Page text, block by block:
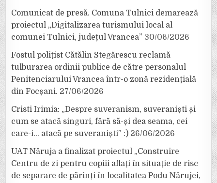
Comunicat de presă. Comuna Tulnici demarează
proiectul „Digitalizarea turismului local al
comunei Tulnici, județul Vrancea” 30/06/2026
Fostul polițist Cătălin Stegărescu reclamă
tulburarea ordinii publice de către personalul
Penitenciarului Vrancea într-o zonă rezidențială
din Focșani. 27/06/2026
Cristi Irimia: „Despre suveranism, suveraniști și
cum se atacă singuri, fără să-și dea seama, cei
care-i… atacă pe suveraniști” :) 26/06/2026
UAT Năruja a finalizat proiectul „Construire
Centru de zi pentru copiii aflați în situație de risc
de separare de părinți în localitatea Podu Nărujei,